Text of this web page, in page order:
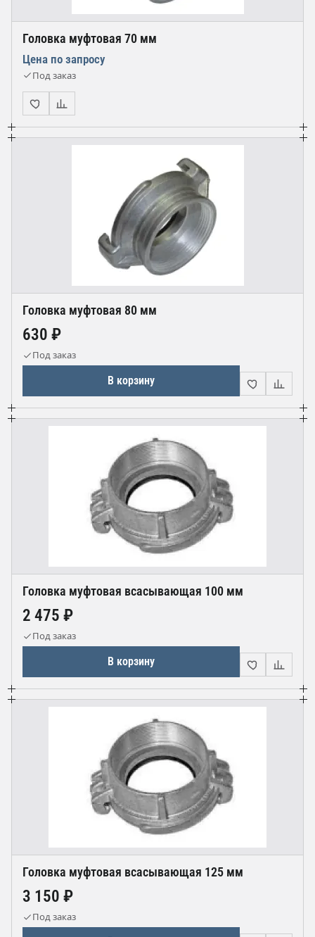
Головка муфтовая 70 мм
Цена по запросу
Под заказ
Головка муфтовая 80 мм
630 ₽
Под заказ
В корзину
Головка муфтовая всасывающая 100 мм
2 475 ₽
Под заказ
В корзину
Головка муфтовая всасывающая 125 мм
3 150 ₽
Под заказ